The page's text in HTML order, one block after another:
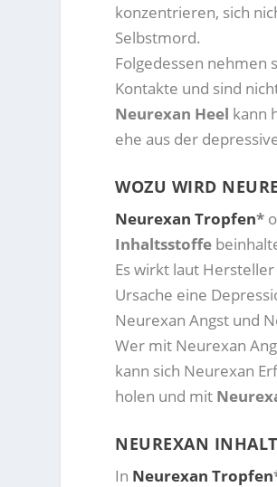
konzentrieren, sich
Selbstmord.
Folgedessen nehmen
Kontakte und sind
Neurexan Heel kann
ehe aus der
WOZU WIRD
Neurexan Tropfen*
Inhaltsstoffe
Es wirkt laut
Ursache eine
Neurexan Angst und
Wer mit Neurexan
kann sich Neurexan
holen und mit
NEUREXAN
In Neurexan Tropfen